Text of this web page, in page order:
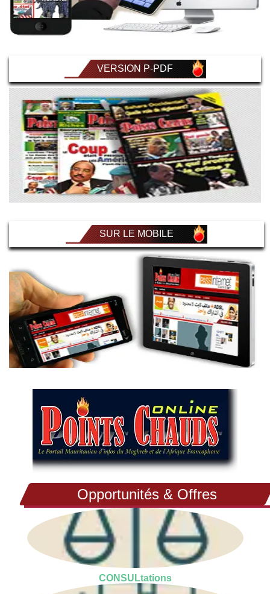
VERSION P-PDF
SUR LE MOBILE
Opportunités & Offres
CONSULtations